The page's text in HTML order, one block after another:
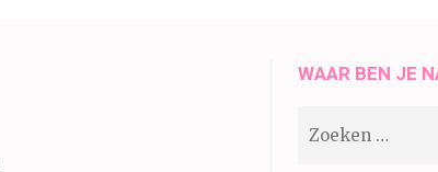
WAAR BEN JE